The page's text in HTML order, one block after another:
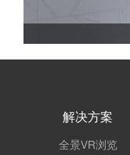
解决方案
全景VR浏览